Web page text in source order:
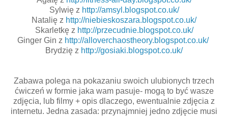
Sylwię z http://amsyl.blogspot.co.uk/
Natalię z http://niebieskoszara.blogspot.co.uk/
Skarletkę z http://przecudnie.blogspot.co.uk/
Ginger Gin z http://alloverchaostheory.blogspot.co.uk/
Brydzię z http://gosiaki.blogspot.co.uk/
Zabawa polega na pokazaniu swoich ulubionych trzech
ćwiczeń w formie jaka wam pasuje- mogą to być wasze
zdjęcia, lub filmy + opis dlaczego, ewentualnie zdjęcia z
internetu. Jedna zasada: przynajmniej jedno zdjęcie musi